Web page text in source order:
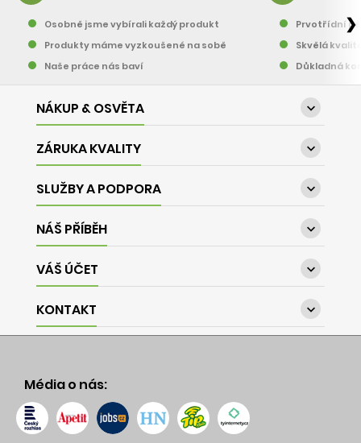
Osobně jsme vybírali každý produkt
Produkty máme vyzkoušené na sobě
Naše práce nás baví
Prvotřídní
Skvělá
Důkladná
❯
NÁKUP & OSVĚTA 
ZÁRUKA KVALITY 
SLUŽBY A PODPORA 
NÁŠ PŘÍBĚH 
VÁŠ ÚČET 
KONTAKT 
Média o nás: